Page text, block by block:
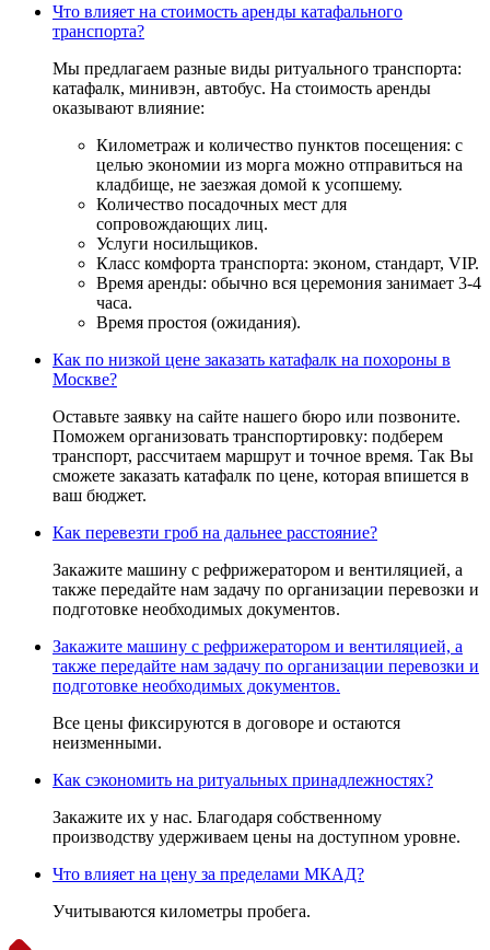
Что влияет на стоимость аренды катафального
транспорта?
Мы предлагаем разные виды ритуального транспорта:
катафалк, минивэн, автобус. На стоимость аренды
оказывают влияние:
Километраж и количество пунктов посещения: с
целью экономии из морга можно отправиться на
кладбище, не заезжая домой к усопшему.
Количество посадочных мест для
сопровождающих лиц.
Услуги носильщиков.
Класс комфорта транспорта: эконом, стандарт, VIP.
Время аренды: обычно вся церемония занимает 3-4
часа.
Время простоя (ожидания).
Как по низкой цене заказать катафалк на похороны в
Москве?
Оставьте заявку на сайте нашего бюро или позвоните.
Поможем организовать транспортировку: подберем
транспорт, рассчитаем маршрут и точное время. Так Вы
сможете заказать катафалк по цене, которая впишется в
ваш бюджет.
Как перевезти гроб на дальнее расстояние?
Закажите машину с рефрижератором и вентиляцией, а
также передайте нам задачу по организации перевозки и
подготовке необходимых документов.
Закажите машину с рефрижератором и вентиляцией, а
также передайте нам задачу по организации перевозки и
подготовке необходимых документов.
Все цены фиксируются в договоре и остаются
неизменными.
Как сэкономить на ритуальных принадлежностях?
Закажите их у нас. Благодаря собственному
производству удерживаем цены на доступном уровне.
Что влияет на цену за пределами МКАД?
Учитываются километры пробега.